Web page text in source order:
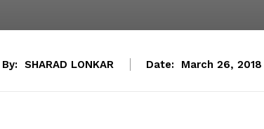
By: SHARAD LONKAR Date: March 26, 2018